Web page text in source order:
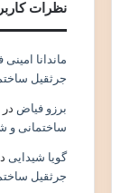
نظرات
ماندانا امینی
جرثقیل
برزو فیاض در
ساختمانی و
گویا شیدایی
جرثقیل